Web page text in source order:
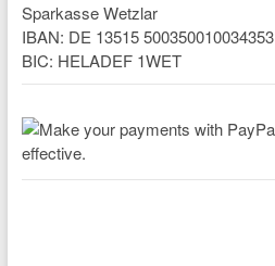
Sparkasse Wetzlar
IBAN: DE 13515 500350010034353
BIC: HELADEF 1WET